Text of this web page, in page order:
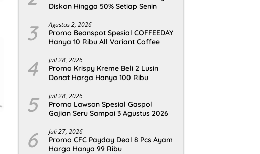
Diskon Hingga 50% Setiap Senin
3 Agustus 2, 2026
Promo Beanspot Spesial COFFEEDAY
Hanya 10 Ribu All Variant Coffee
4 Juli 28, 2026
Promo Krispy Kreme Beli 2 Lusin
Donat Harga Hanya 100 Ribu
5 Juli 28, 2026
Promo Lawson Spesial Gaspol
Gajian Seru Sampai 3 Agustus 2026
6 Juli 27, 2026
Promo CFC Payday Deal 8 Pcs Ayam
Harga Hanya 99 Ribu